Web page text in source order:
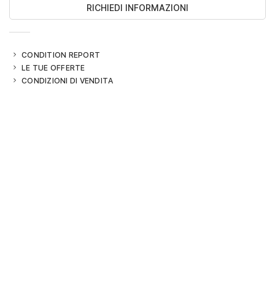
RICHIEDI INFORMAZIONI
CONDITION REPORT
LE TUE OFFERTE
CONDIZIONI DI VENDITA